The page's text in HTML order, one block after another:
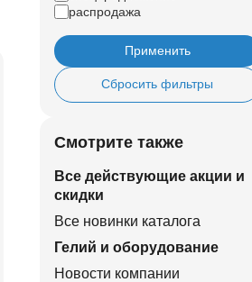
распродажа
Применить
Сбросить фильтры
Смотрите также
Все действующие акции и
скидки
Все новинки каталога
Гелий и оборудование
Новости компании